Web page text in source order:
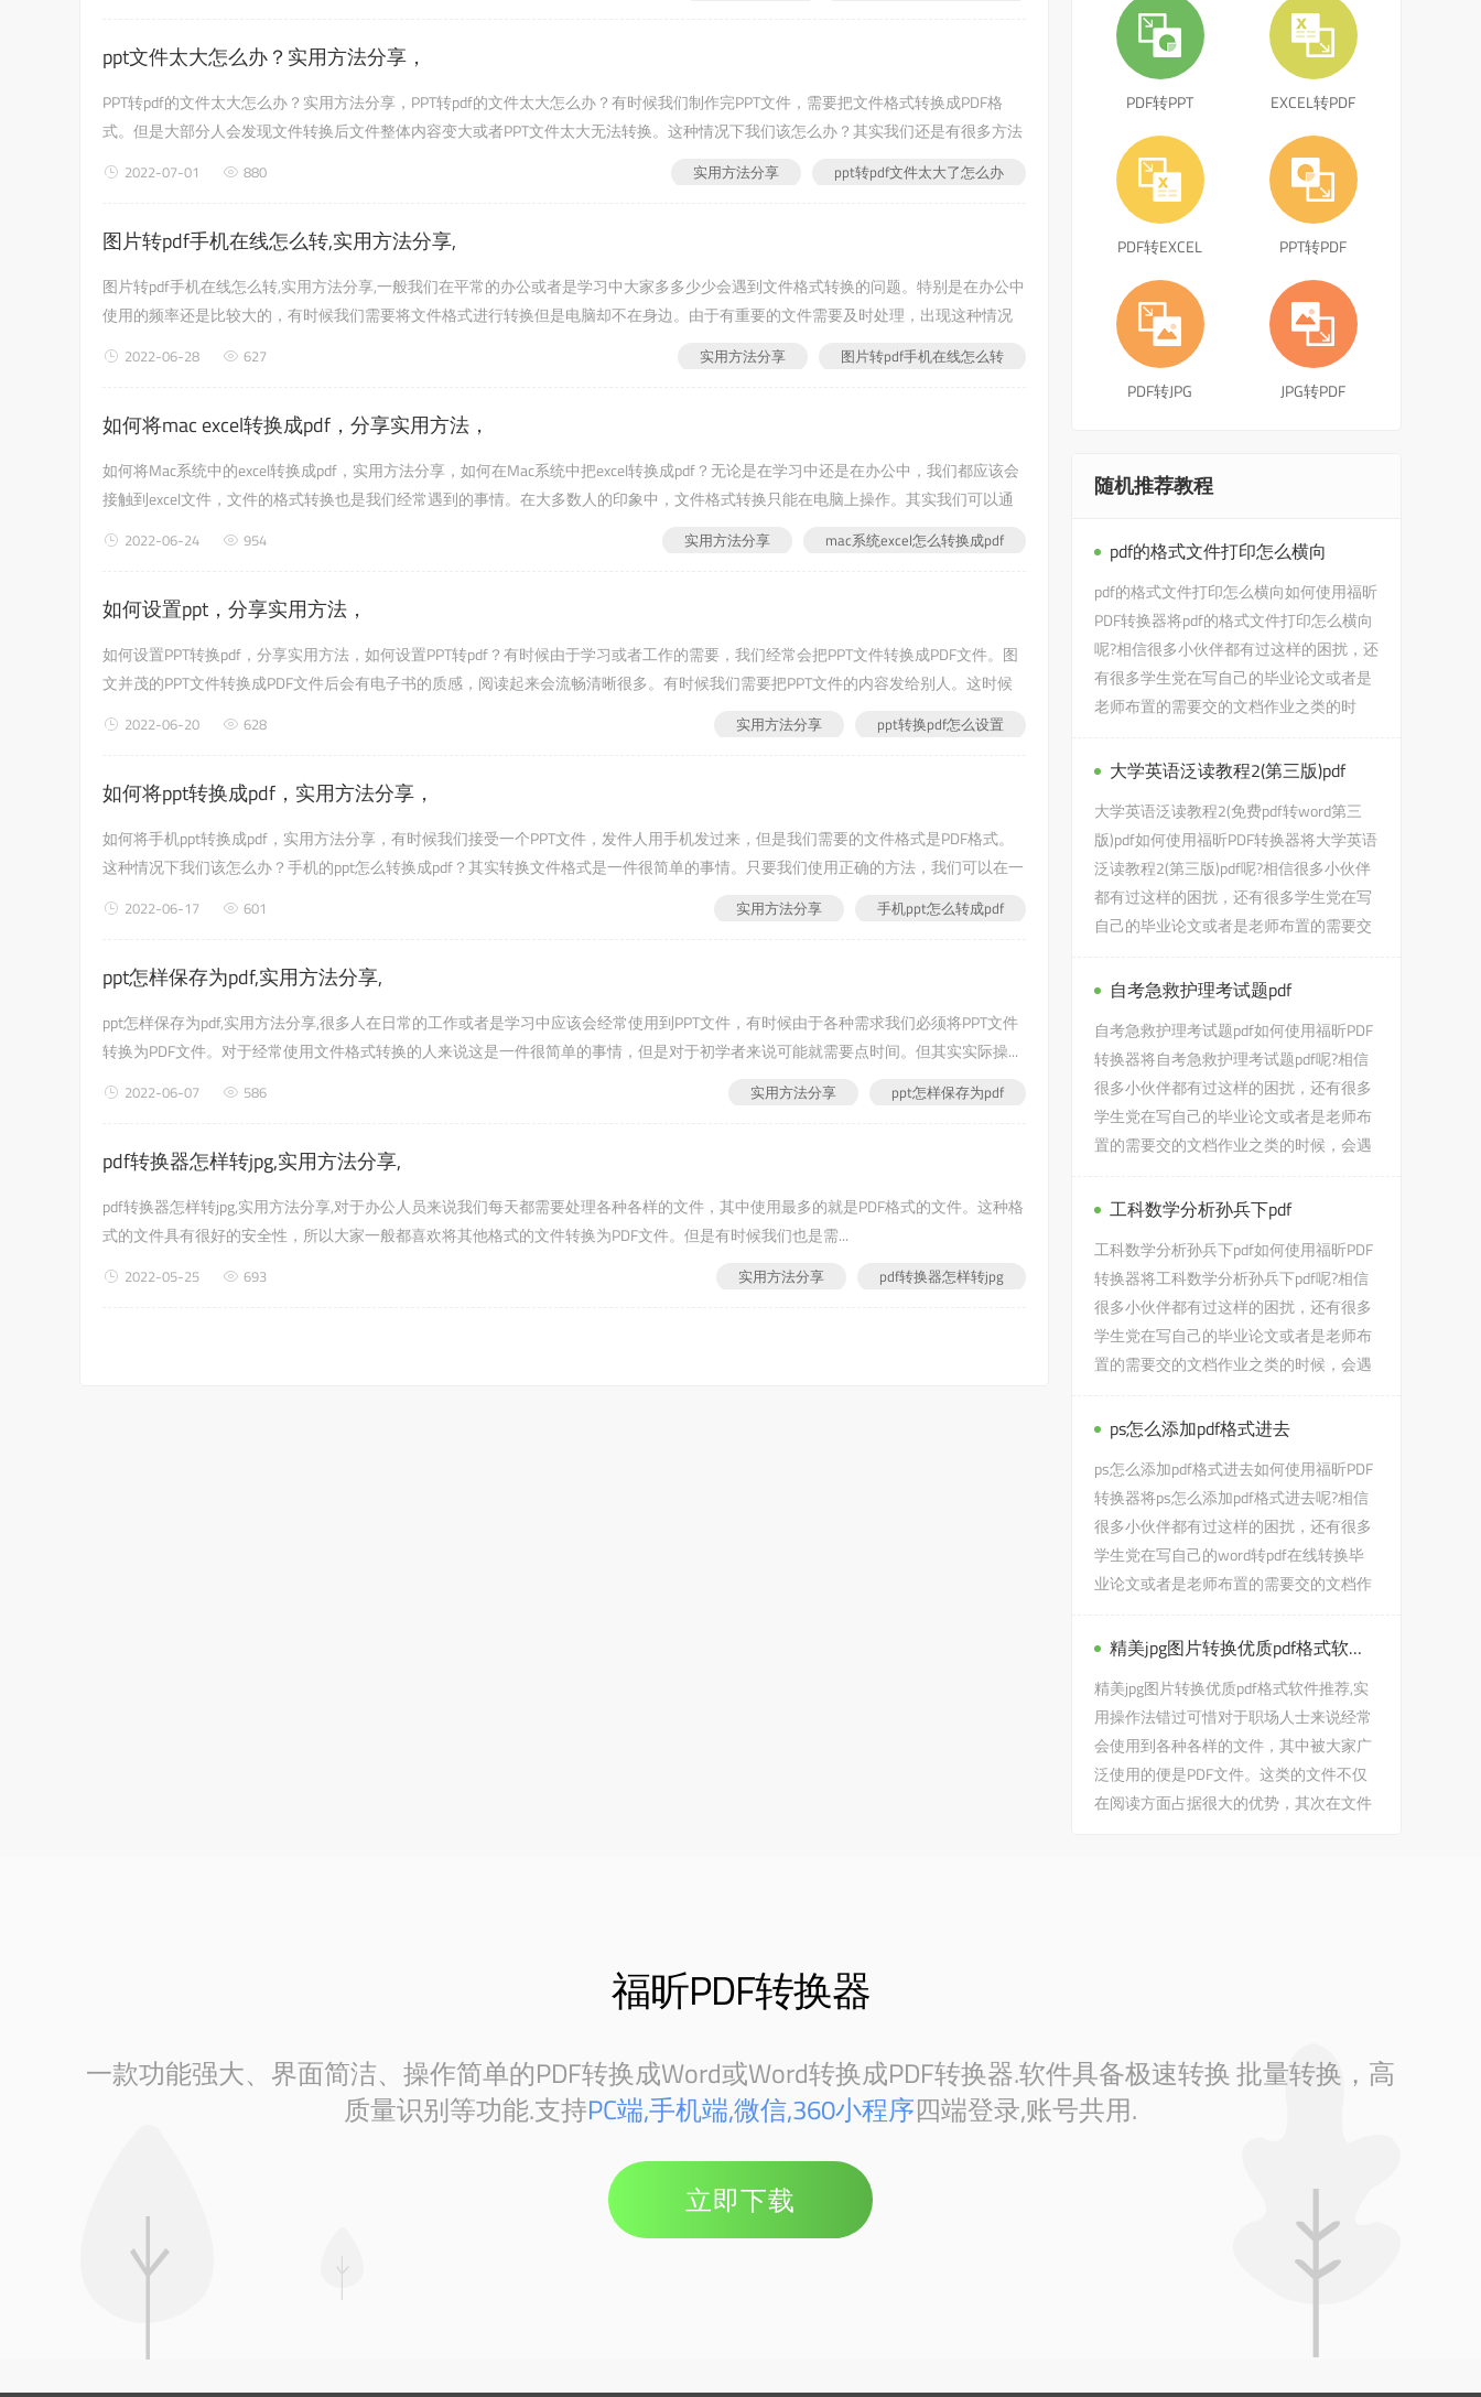
ppt文件太大怎么办？实用方法分享，
PPT转pdf的文件太大怎么办？实用方法分享，PPT转pdf的文件太大怎么办？有时候我们制作完PPT文件，需要把文件格式转换成PDF格
式。但是大部分人会发现文件转换后文件整体内容变大或者PPT文件太大无法转换。这种情况下我们该怎么办？其实我们还是有很多方法
ppt转pdf文件太大了怎么办
实用方法分享
2022-07-01 880
图片转pdf手机在线怎么转,实用方法分享,
图片转pdf手机在线怎么转,实用方法分享,一般我们在平常的办公或者是学习中大家多多少少会遇到文件格式转换的问题。特别是在办公中
使用的频率还是比较大的，有时候我们需要将文件格式进行转换但是电脑却不在身边。由于有重要的文件需要及时处理，出现这种情况
图片转pdf手机在线怎么转
实用方法分享
2022-06-28 627
如何将mac excel转换成pdf，分享实用方法，
如何将Mac系统中的excel转换成pdf，实用方法分享，如何在Mac系统中把excel转换成pdf？无论是在学习中还是在办公中，我们都应该会
接触到excel文件，文件的格式转换也是我们经常遇到的事情。在大多数人的印象中，文件格式转换只能在电脑上操作。其实我们可以通
mac系统excel怎么转换成pdf
实用方法分享
2022-06-24 954
如何设置ppt，分享实用方法，
如何设置PPT转换pdf，分享实用方法，如何设置PPT转pdf？有时候由于学习或者工作的需要，我们经常会把PPT文件转换成PDF文件。图
文并茂的PPT文件转换成PDF文件后会有电子书的质感，阅读起来会流畅清晰很多。有时候我们需要把PPT文件的内容发给别人。这时候
ppt转换pdf怎么设置
实用方法分享
2022-06-20 628
如何将ppt转换成pdf，实用方法分享，
如何将手机ppt转换成pdf，实用方法分享，有时候我们接受一个PPT文件，发件人用手机发过来，但是我们需要的文件格式是PDF格式。
这种情况下我们该怎么办？手机的ppt怎么转换成pdf？其实转换文件格式是一件很简单的事情。只要我们使用正确的方法，我们可以在一
手机ppt怎么转成pdf
实用方法分享
2022-06-17 601
ppt怎样保存为pdf,实用方法分享,
ppt怎样保存为pdf,实用方法分享,很多人在日常的工作或者是学习中应该会经常使用到PPT文件，有时候由于各种需求我们必须将PPT文件
转换为PDF文件。对于经常使用文件格式转换的人来说这是一件很简单的事情，但是对于初学者来说可能就需要点时间。但其实实际操...
ppt怎样保存为pdf
实用方法分享
2022-06-07 586
pdf转换器怎样转jpg,实用方法分享,
pdf转换器怎样转jpg,实用方法分享,对于办公人员来说我们每天都需要处理各种各样的文件，其中使用最多的就是PDF格式的文件。这种格
式的文件具有很好的安全性，所以大家一般都喜欢将其他格式的文件转换为PDF文件。但是有时候我们也是需...
pdf转换器怎样转jpg
实用方法分享
2022-05-25 693
PDF转PPT EXCEL转PDF
PDF转EXCEL PPT转PDF
PDF转JPG JPG转PDF
随机推荐教程
pdf的格式文件打印怎么横向
pdf的格式文件打印怎么横向如何使用福昕
PDF转换器将pdf的格式文件打印怎么横向
呢?相信很多小伙伴都有过这样的困扰，还
有很多学生党在写自己的毕业论文或者是
老师布置的需要交的文档作业之类的时
大学英语泛读教程2(第三版)pdf
大学英语泛读教程2(免费pdf转word第三
版)pdf如何使用福昕PDF转换器将大学英语
泛读教程2(第三版)pdf呢?相信很多小伙伴
都有过这样的困扰，还有很多学生党在写
自己的毕业论文或者是老师布置的需要交
自考急救护理考试题pdf
自考急救护理考试题pdf如何使用福昕PDF
转换器将自考急救护理考试题pdf呢?相信
很多小伙伴都有过这样的困扰，还有很多
学生党在写自己的毕业论文或者是老师布
置的需要交的文档作业之类的时候，会遇
工科数学分析孙兵下pdf
工科数学分析孙兵下pdf如何使用福昕PDF
转换器将工科数学分析孙兵下pdf呢?相信
很多小伙伴都有过这样的困扰，还有很多
学生党在写自己的毕业论文或者是老师布
置的需要交的文档作业之类的时候，会遇
ps怎么添加pdf格式进去
ps怎么添加pdf格式进去如何使用福昕PDF
转换器将ps怎么添加pdf格式进去呢?相信
很多小伙伴都有过这样的困扰，还有很多
学生党在写自己的word转pdf在线转换毕
业论文或者是老师布置的需要交的文档作
精美jpg图片转换优质pdf格式软件推荐,实用操作法错过可惜
精美jpg图片转换优质pdf格式软件推荐,实
用操作法错过可惜对于职场人士来说经常
会使用到各种各样的文件，其中被大家广
泛使用的便是PDF文件。这类的文件不仅
在阅读方面占据很大的优势，其次在文件
福昕PDF转换器
一款功能强大、界面简洁、操作简单的PDF转换成Word或Word转换成PDF转换器.软件具备极速转换 批量转换，高
质量识别等功能.支持PC端,手机端,微信,360小程序四端登录,账号共用.
立即下载